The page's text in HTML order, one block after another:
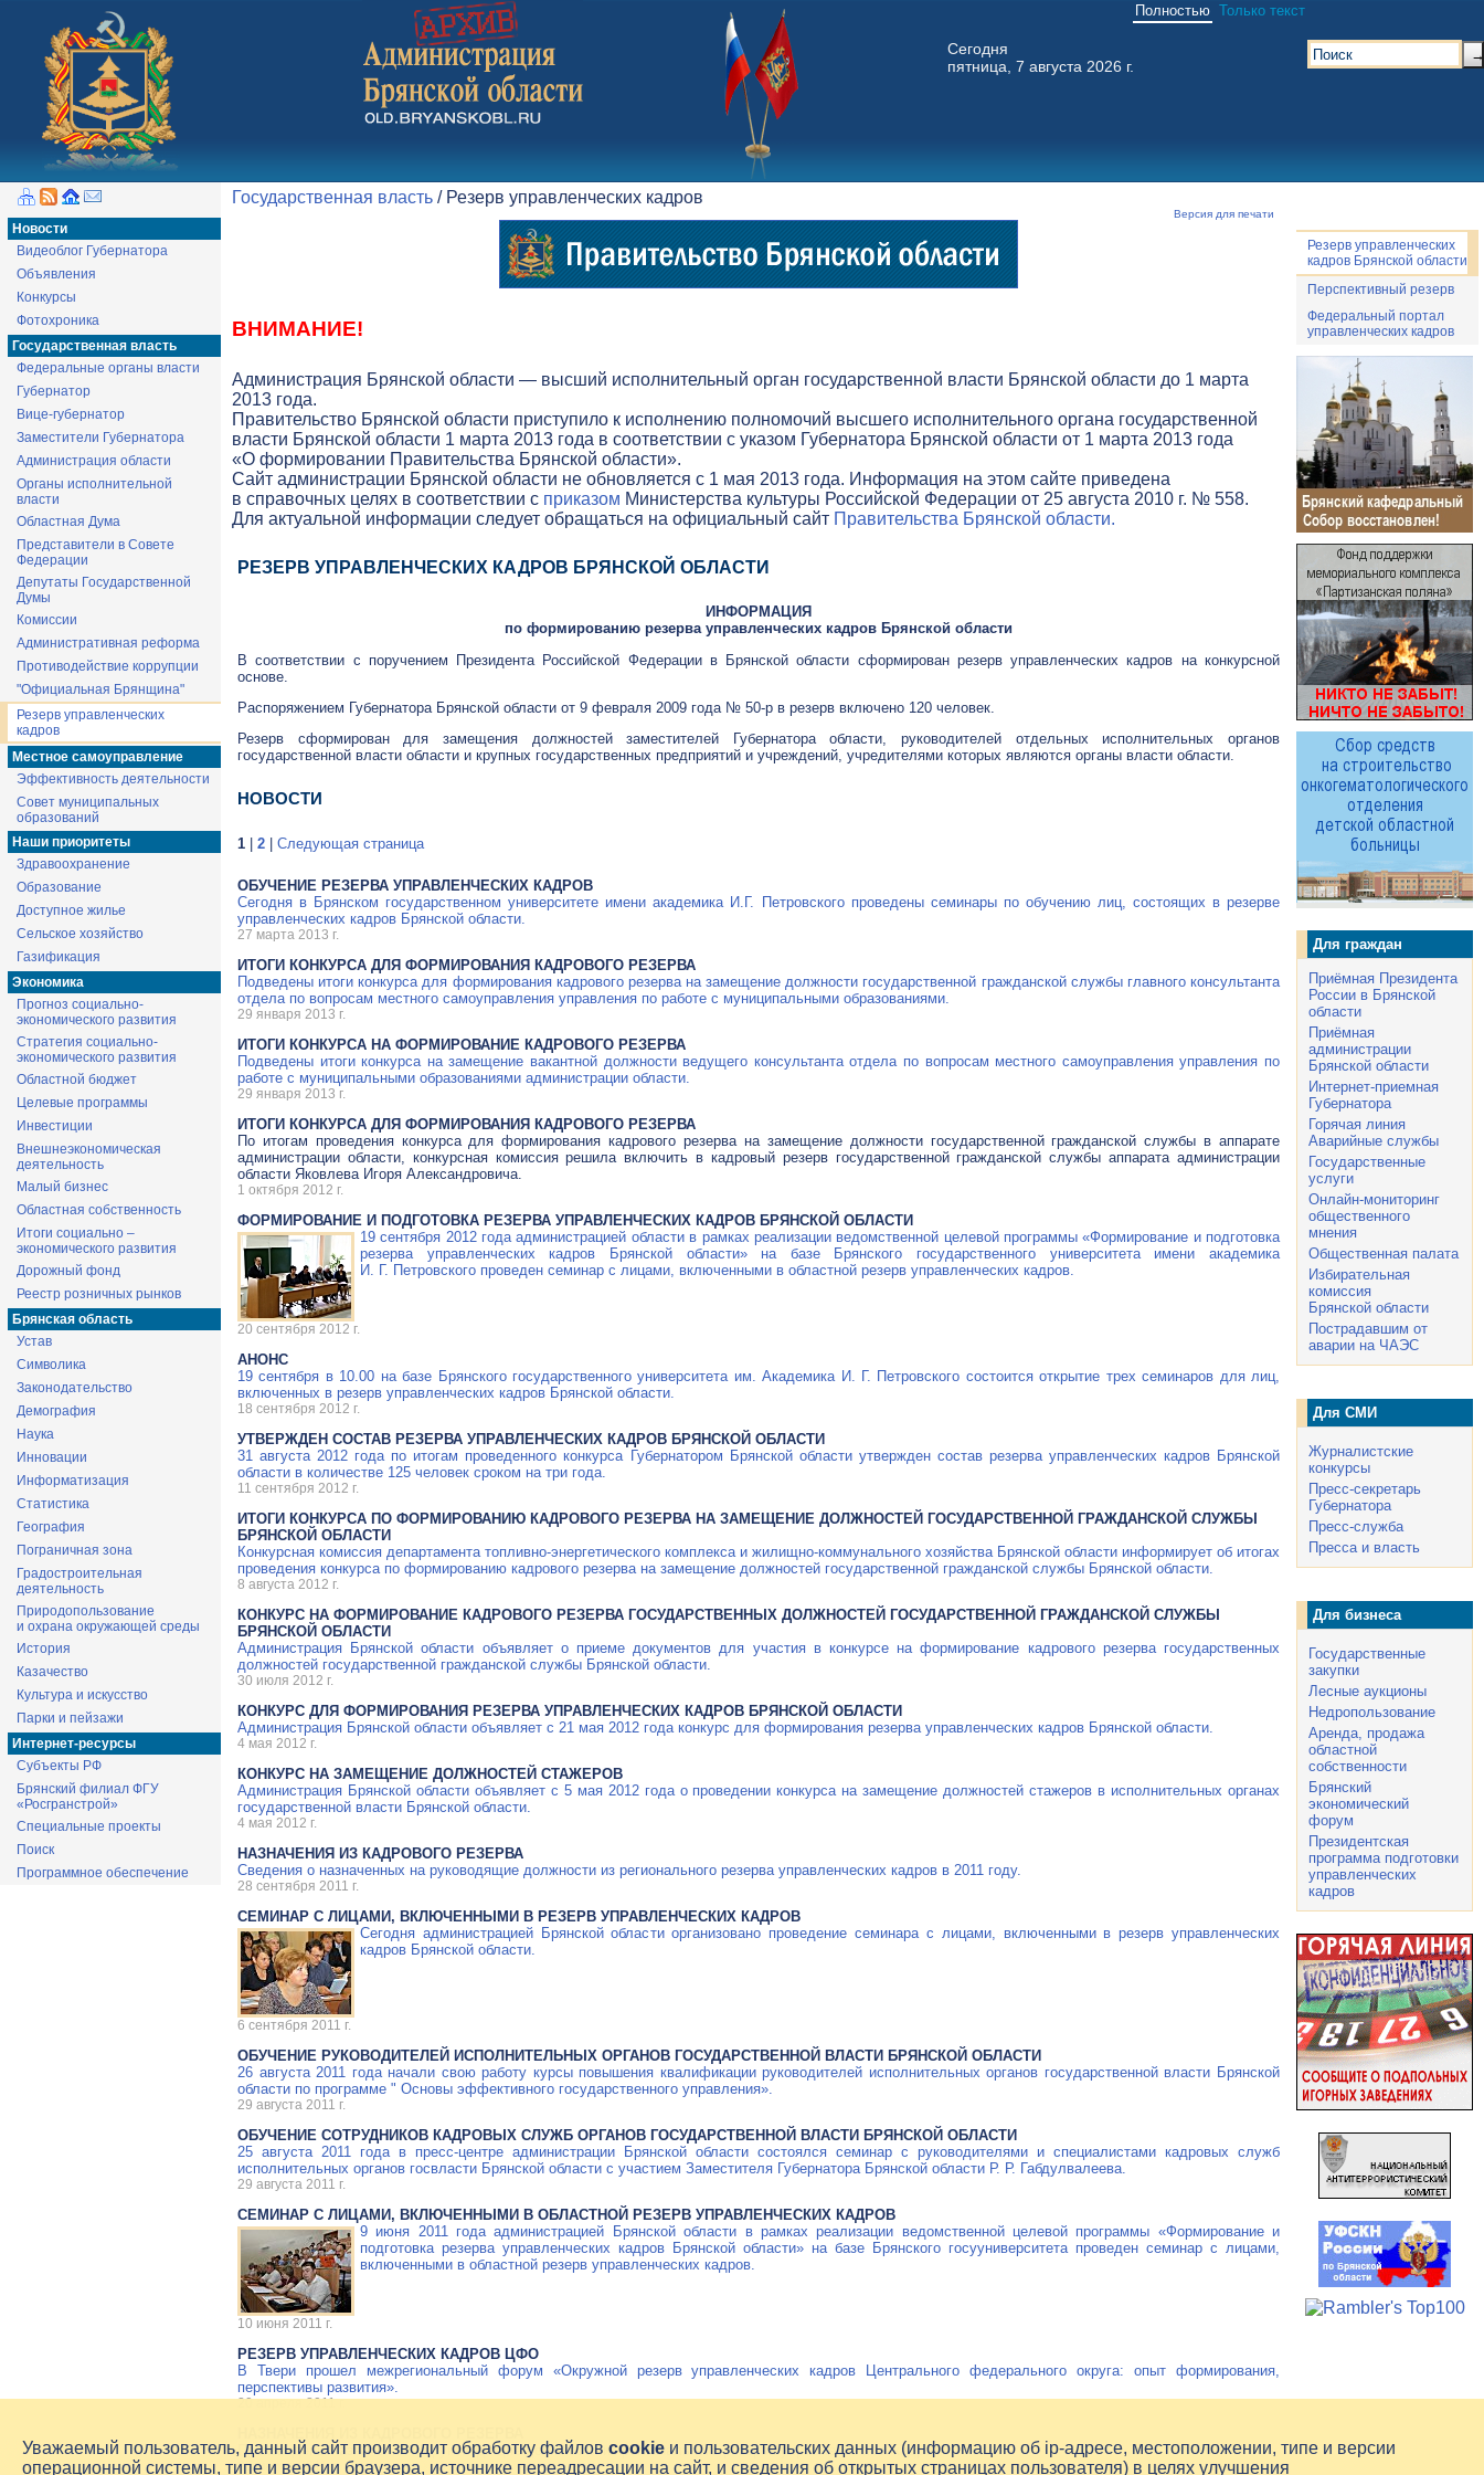
Полностью Только текст
Сегодня
пятница, 7 августа 2026 г.
→
Новости
Видеоблог Губернатора
Объявления
Конкурсы
Фотохроника
Государственная власть
Федеральные органы власти
Губернатор
Вице-губернатор
Заместители Губернатора
Администрация области
Органы исполнительной
власти
Областная Дума
Представители в Совете
Федерации
Депутаты Государственной
Думы
Комиссии
Административная реформа
Противодействие коррупции
"Официальная Брянщина"
Резерв управленческих
кадров
Местное самоуправление
Эффективность деятельности
Совет муниципальных
образований
Наши приоритеты
Здравоохранение
Образование
Доступное жилье
Сельское хозяйство
Газификация
Экономика
Прогноз социально-
экономического развития
Стратегия социально-
экономического развития
Областной бюджет
Целевые программы
Инвестиции
Внешнеэкономическая
деятельность
Малый бизнес
Областная собственность
Итоги социально –
экономического развития
Дорожный фонд
Реестр розничных рынков
Брянская область
Устав
Символика
Законодательство
Демография
Наука
Инновации
Информатизация
Статистика
География
Пограничная зона
Градостроительная
деятельность
Природопользование
и охрана окружающей среды
История
Казачество
Культура и искусство
Парки и пейзажи
Интернет-ресурсы
Субъекты РФ
Брянский филиал ФГУ
«Росгранстрой»
Специальные проекты
Поиск
Программное обеспечение
Государственная власть / Резерв управленческих кадров
Версия для печати
ВНИМАНИЕ!
Администрация Брянской области — высший исполнительный орган государственной власти Брянской области до 1 марта
2013 года.
Правительство Брянской области приступило к исполнению полномочий высшего исполнительного органа государственной
власти Брянской области 1 марта 2013 года в соответствии с указом Губернатора Брянской области от 1 марта 2013 года
«О формировании Правительства Брянской области».
Cайт администрации Брянской области не обновляется с 1 мая 2013 года. Информация на этом сайте приведена
в справочных целях в соответствии с приказом Министерства культуры Российской Федерации от 25 августа 2010 г. № 558.
Для актуальной информации следует обращаться на официальный сайт Правительства Брянской области.
РЕЗЕРВ УПРАВЛЕНЧЕСКИХ КАДРОВ БРЯНСКОЙ ОБЛАСТИ
ИНФОРМАЦИЯ
по формированию резерва управленческих кадров Брянской области
В соответствии с поручением Президента Российской Федерации в Брянской области сформирован резерв управленческих кадров на конкурсной
основе.
Распоряжением Губернатора Брянской области от 9 февраля 2009 года № 50-р в резерв включено 120 человек.
Резерв сформирован для замещения должностей заместителей Губернатора области, руководителей отдельных исполнительных органов
государственной власти области и крупных государственных предприятий и учреждений, учредителями которых являются органы власти области.
НОВОСТИ
1 | 2 | Следующая страница
ОБУЧЕНИЕ РЕЗЕРВА УПРАВЛЕНЧЕСКИХ КАДРОВ
Сегодня в Брянском государственном университете имени академика И.Г. Петровского проведены семинары по обучению лиц, состоящих в резерве
управленческих кадров Брянской области.
27 марта 2013 г.
ИТОГИ КОНКУРСА ДЛЯ ФОРМИРОВАНИЯ КАДРОВОГО РЕЗЕРВА
Подведены итоги конкурса для формирования кадрового резерва на замещение должности государственной гражданской службы главного консультанта
отдела по вопросам местного самоуправления управления по работе с муниципальными образованиями.
29 января 2013 г.
ИТОГИ КОНКУРСА НА ФОРМИРОВАНИЕ КАДРОВОГО РЕЗЕРВА
Подведены итоги конкурса на замещение вакантной должности ведущего консультанта отдела по вопросам местного самоуправления управления по
работе с муниципальными образованиями администрации области.
29 января 2013 г.
ИТОГИ КОНКУРСА ДЛЯ ФОРМИРОВАНИЯ КАДРОВОГО РЕЗЕРВА
По итогам проведения конкурса для формирования кадрового резерва на замещение должности государственной гражданской службы в аппарате
администрации области, конкурсная комиссия решила включить в кадровый резерв государственной гражданской службы аппарата администрации
области Яковлева Игоря Александровича.
1 октября 2012 г.
ФОРМИРОВАНИЕ И ПОДГОТОВКА РЕЗЕРВА УПРАВЛЕНЧЕСКИХ КАДРОВ БРЯНСКОЙ ОБЛАСТИ
19 сентября 2012 года администрацией области в рамках реализации ведомственной целевой программы «Формирование и подготовка
резерва управленческих кадров Брянской области» на базе Брянского государственного университета имени академика
И. Г. Петровского проведен семинар с лицами, включенными в областной резерв управленческих кадров.
20 сентября 2012 г.
АНОНС
19 сентября в 10.00 на базе Брянского государственного университета им. Академика И. Г. Петровского состоится открытие трех семинаров для лиц,
включенных в резерв управленческих кадров Брянской области.
18 сентября 2012 г.
УТВЕРЖДЕН СОСТАВ РЕЗЕРВА УПРАВЛЕНЧЕСКИХ КАДРОВ БРЯНСКОЙ ОБЛАСТИ
31 августа 2012 года по итогам проведенного конкурса Губернатором Брянской области утвержден состав резерва управленческих кадров Брянской
области в количестве 125 человек сроком на три года.
11 сентября 2012 г.
ИТОГИ КОНКУРСА ПО ФОРМИРОВАНИЮ КАДРОВОГО РЕЗЕРВА НА ЗАМЕЩЕНИЕ ДОЛЖНОСТЕЙ ГОСУДАРСТВЕННОЙ ГРАЖДАНСКОЙ СЛУЖБЫ
БРЯНСКОЙ ОБЛАСТИ
Конкурсная комиссия департамента топливно-энергетического комплекса и жилищно-коммунального хозяйства Брянской области информирует об итогах
проведения конкурса по формированию кадрового резерва на замещение должностей государственной гражданской службы Брянской области.
8 августа 2012 г.
КОНКУРС НА ФОРМИРОВАНИЕ КАДРОВОГО РЕЗЕРВА ГОСУДАРСТВЕННЫХ ДОЛЖНОСТЕЙ ГОСУДАРСТВЕННОЙ ГРАЖДАНСКОЙ СЛУЖБЫ
БРЯНСКОЙ ОБЛАСТИ
Администрация Брянской области объявляет о приеме документов для участия в конкурсе на формирование кадрового резерва государственных
должностей государственной гражданской службы Брянской области.
30 июля 2012 г.
КОНКУРС ДЛЯ ФОРМИРОВАНИЯ РЕЗЕРВА УПРАВЛЕНЧЕСКИХ КАДРОВ БРЯНСКОЙ ОБЛАСТИ
Администрация Брянской области объявляет с 21 мая 2012 года конкурс для формирования резерва управленческих кадров Брянской области.
4 мая 2012 г.
КОНКУРС НА ЗАМЕЩЕНИЕ ДОЛЖНОСТЕЙ СТАЖЕРОВ
Администрация Брянской области объявляет с 5 мая 2012 года о проведении конкурса на замещение должностей стажеров в исполнительных органах
государственной власти Брянской области.
4 мая 2012 г.
НАЗНАЧЕНИЯ ИЗ КАДРОВОГО РЕЗЕРВА
Сведения о назначенных на руководящие должности из регионального резерва управленческих кадров в 2011 году.
28 сентября 2011 г.
СЕМИНАР С ЛИЦАМИ, ВКЛЮЧЕННЫМИ В РЕЗЕРВ УПРАВЛЕНЧЕСКИХ КАДРОВ
Сегодня администрацией Брянской области организовано проведение семинара с лицами, включенными в резерв управленческих
кадров Брянской области.
6 сентября 2011 г.
ОБУЧЕНИЕ РУКОВОДИТЕЛЕЙ ИСПОЛНИТЕЛЬНЫХ ОРГАНОВ ГОСУДАРСТВЕННОЙ ВЛАСТИ БРЯНСКОЙ ОБЛАСТИ
26 августа 2011 года начали свою работу курсы повышения квалификации руководителей исполнительных органов государственной власти Брянской
области по программе " Основы эффективного государственного управления».
29 августа 2011 г.
ОБУЧЕНИЕ СОТРУДНИКОВ КАДРОВЫХ СЛУЖБ ОРГАНОВ ГОСУДАРСТВЕННОЙ ВЛАСТИ БРЯНСКОЙ ОБЛАСТИ
25 августа 2011 года в пресс-центре администрации Брянской области состоялся семинар с руководителями и специалистами кадровых служб
исполнительных органов госвласти Брянской области с участием Заместителя Губернатора Брянской области Р. Р. Габдулвалеева
29 августа 2011 г.
СЕМИНАР С ЛИЦАМИ, ВКЛЮЧЕННЫМИ В ОБЛАСТНОЙ РЕЗЕРВ УПРАВЛЕНЧЕСКИХ КАДРОВ
9 июня 2011 года администрацией Брянской области в рамках реализации ведомственной целевой программы «Формирование и
подготовка резерва управленческих кадров Брянской области» на базе Брянского госууниверситета проведен семинар с лицами,
включенными в областной резерв управленческих кадров.
10 июня 2011 г.
РЕЗЕРВ УПРАВЛЕНЧЕСКИХ КАДРОВ ЦФО
В Твери прошел межрегиональный форум «Окружной резерв управленческих кадров Центрального федерального округа: опыт формирования,
перспективы развития».
20 апреля 2011 г.
Произведены назначения на руководящие должности из регионального резерва управленческих кадров.
25 марта 2011 г.
Резерв управленческих
кадров Брянской области
Перспективный резерв
Федеральный портал
управленческих кадров
Для граждан
Приёмная Президента
России в Брянской
области
Приёмная
администрации
Брянской области
Интернет-приемная
Губернатора
Горячая линия
Аварийные службы
Государственные
услуги
Онлайн-мониторинг
общественного
мнения
Общественная палата
Избирательная
комиссия
Брянской области
Пострадавшим от
аварии на ЧАЭС
Для СМИ
Журналистские
конкурсы
Пресс-секретарь
Губернатора
Пресс-служба
Пресса и власть
Для бизнеса
Государственные
закупки
Лесные аукционы
Недропользование
Аренда, продажа
областной
собственности
Брянский
экономический
форум
Президентская
программа подготовки
управленческих
кадров
Уважаемый пользователь, данный сайт производит обработку файлов cookie и пользовательских данных (информацию об ip-адресе, местоположении, типе и версии
операционной системы, типе и версии браузера, источнике переадресации на сайт, и сведения об открытых страницах пользователя) в целях улучшения